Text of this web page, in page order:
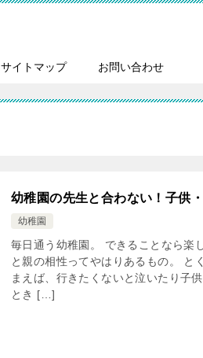
サイトマップ お問い合わせ
幼稚園の先生と合わない！子供
幼稚園
毎日通う幼稚園。 できることなら楽
と親の相性ってやはりあるもの。 と
まえば、行きたくないと泣いたり子
とき […]